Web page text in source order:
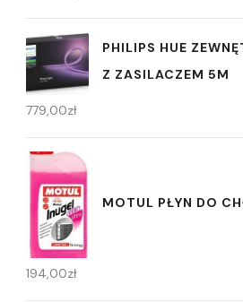
PHILIPS HUE
Z ZASILACZEM 5M
779,00zł
MOTUL PŁYN DO
194,00zł